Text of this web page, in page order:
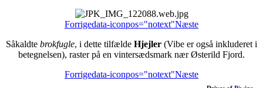
Forrigedata-iconpos="notext"Næste
Såkaldte brokfugle, i dette tilfælde Hjejler (Vibe er også inkluderet i
betegnelsen), raster på en vintersædsmark nær Østerild Fjord.
Forrigedata-iconpos="notext"Næste